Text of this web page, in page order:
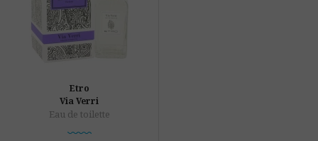
Etro
Via Verri
Eau de toilette